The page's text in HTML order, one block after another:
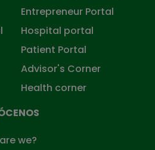
Entrepreneur Portal
Hospital portal
Patient Portal
Advisor's Corner
Health corner
we?